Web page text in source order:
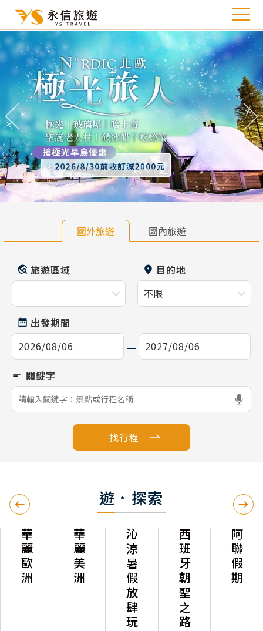
往前 往
國外旅遊 國內旅遊
旅遊區域 目的地
出發期間
找行程
遊．探索
華麗歐洲 華麗美洲 沁涼暑假放肆玩 西班牙朝聖之路 阿聯假期